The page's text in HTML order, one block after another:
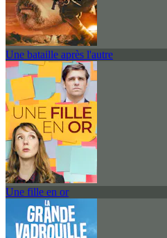
Une bataille après l'autre
Une fille en or